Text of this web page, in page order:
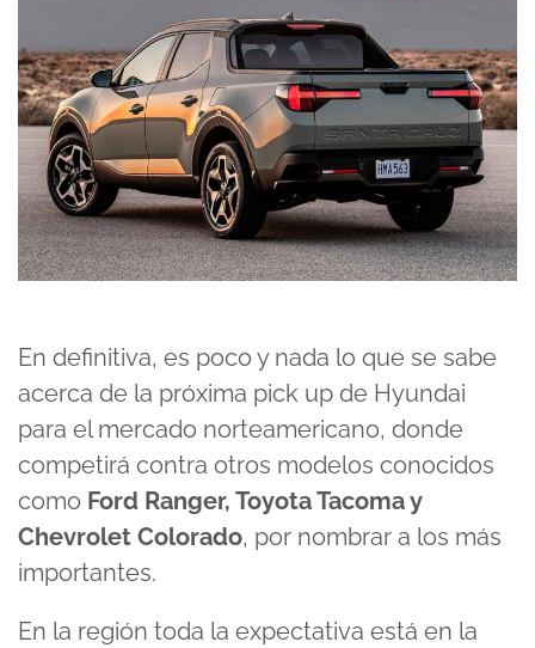
En definitiva, es poco y nada lo que se sabe
acerca de la próxima pick up de Hyundai
para el mercado norteamericano, donde
competirá contra otros modelos conocidos
como Ford Ranger, Toyota Tacoma y
Chevrolet Colorado, por nombrar a los más
importantes.
En la región toda la expectativa está en la